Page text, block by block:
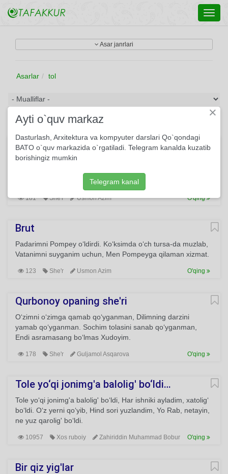
Asar janrlari
Asarlar tol
Adashib boraman bu tinch shaharga...
Adashib boraman bu tinch shaharga, Meni qarshilaydi
boradi saharxez chollar.
181 She'r Usmon Azim O'qing
Brut
Padarimni Pompey o‘ldirdi. Ko‘ksimda o‘ch tursa-da muzlab,
Vatanimni suyganim uchun, Men Pompeyga qilaman xizmat.
123 She'r Usmon Azim O'qing
Qurbonoy opaning she'ri
O‘zimni o‘zimga qamab qo‘yganman, Dilimning darzini
yamab qo‘yganman. Sochim tolasini sanab qo‘yganman,
Endi asramasang bo‘lmas Xudoyim.
178 She'r Guljamol Asqarova O'qing
Tole yo‘qi jonimg'a balolig' bo‘ldi…
Tole yo‘qi jonimg'a balolig' bo‘ldi, Har ishniki ayladim, xatolig‘
bo‘ldi. O‘z yerni qo‘yib, Hind sori yuzlandim, Yo Rab, netayin,
ne yuz qarolig' bo‘ldi.
10957 Xos ruboiy Zahiriddin Muhammad Bobur O'qing
Bir qiz yig'lar
×
Ayti o`quv markaz
Dasturlash, Arxitektura va kompyuter darslari Qo`qondagi
BATO o`quv markazida o`rgatiladi. Telegram kanalda kuzatib
borishingiz mumkin
Telegram kanal